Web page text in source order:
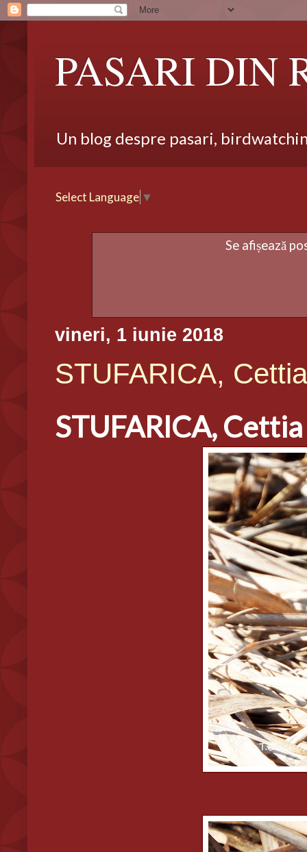
PASARI DIN
Un blog despre pasari,
Select Language ▼
Se afișează
vineri, 1 iunie 2018
STUFARICA,
STUFARICA,